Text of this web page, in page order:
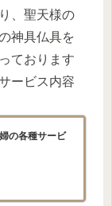
、聖天様の
神具仏具を
ております
ービス内容
の各種サービ